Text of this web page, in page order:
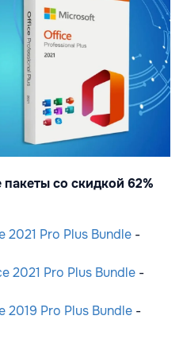
со скидкой 62%
2021 Pro Plus Bundle -
2021 Pro Plus Bundle -
2019 Pro Plus Bundle -